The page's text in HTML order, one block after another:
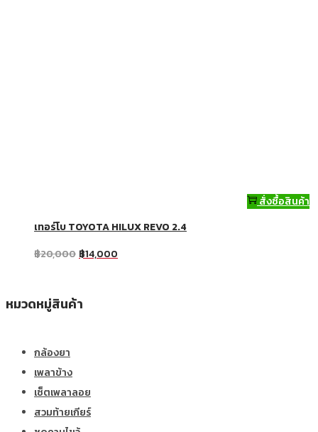
สั่งซื้อสินค้า
เทอร์โบ TOYOTA HILUX REVO 2.4
฿20,000 ฿14,000
หมวดหมู่สินค้า
กล้องยา
เพลาข้าง
เซ็ตเพลาลอย
สวมท้ายเกียร์